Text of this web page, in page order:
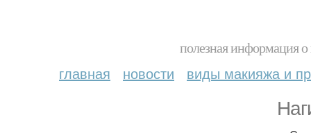
полезная информация
главная новости виды макияжа и